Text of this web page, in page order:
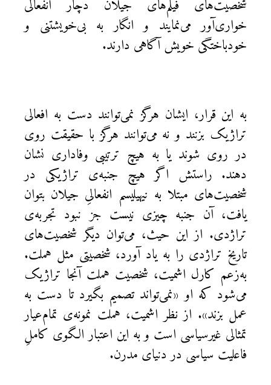
شخصیت‌های فیلم‌های جیلان دچار انفعالی
خواری‌آور می‌نمایند و انگار به بی‌خویشتنی و
خودباختگی خویش آگاهی دارند.
به این قرار، ایشان هرگز نمی‌توانند دست به افعالی
تراژیک بزنند و نه می‌توانند هرگز با حقیقت روی
در روی شوند یا به هیچ ترتیبی وفاداری نشان
دهند. راستش اگر هیچ جنبه‌ی تراژیکی در
شخصیت‌های مبتلا به نیهیلیسم انفعالیِ جیلان بتوان
یافت، آن جنبه چیزی نیست جز نبود تجربه‌ی
تراژدی. از این حیث، می‌توان دیگر شخصیت‌های
تاریخ تراژدی را به یاد آورد، شخصیتی مثل هملت.
به‌زعم کارل اشمیت، شخصیت هملت آنجا تراژیک
می‌شود که او «نمی‌تواند تصمیم بگیرد تا دست به
عمل بزند». از نظر اشمیت، هملت نمونه‌ی تمام‌عیار
تمثالی غیرسیاسی است و به این اعتبار الگوی کاملِ
فاعلیت سیاسی در دنیای مدرن.